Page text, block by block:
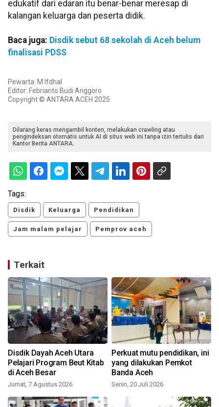
edukatif dari edaran itu benar-benar meresap di
kalangan keluarga dan peserta didik.
Baca juga: Disdik sebut 68 sekolah di Aceh belum
finalisasi PDSS
Pewarta: M Ifdhal
Editor: Febrianto Budi Anggoro
Copyright © ANTARA ACEH 2025
Dilarang keras mengambil konten, melakukan crawling atau
pengindeksan otomatis untuk AI di situs web ini tanpa izin tertulis dari
Kantor Berita ANTARA.
Tags:
Disdik Keluarga Pendidikan
Jam malam pelajar Pemprov aceh
Terkait
Disdik Dayah Aceh Utara
Pelajari Program Beut Kitab
di Aceh Besar
Jumat, 7 Agustus 2026
Perkuat mutu pendidikan, ini
yang dilakukan Pemkot
Banda Aceh
Senin, 20 Juli 2026